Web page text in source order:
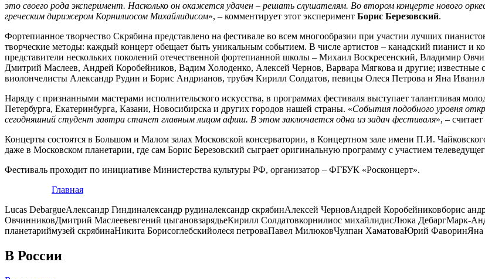
это своего рода эксперимент. Насколько он окажется удачен – решать слушателям. Во втором концерте нового
греческим дирижером Корнилиосом Михайлидисом», – комментирует этот эксперимент Борис Березовский.
Фортепианное творчество Скрябина представлено на фестивале во всем многообразии при участии лучших
творческие методы: каждый концерт обещает быть уникальным событием. В числе артистов – канадский пианист
представители нескольких поколений отечественной фортепианной школы – Михаил Воскресенский, Владимир
Дмитрий Маслеев, Андрей Коробейников, Вадим Холоденко, Алексей Чернов, Варвара Мягкова и другие;
виолончелисты Александр Рудин и Борис Андрианов, трубач Кирилл Солдатов, певицы Олеся Петрова и Яна
Наряду с признанными мастерами исполнительского искусства, в программах фестиваля выступает талантливая
Петербурга, Екатеринбурга, Казани, Новосибирска и других городов нашей страны. «События подобного уровня
сегодняшний студент завтра станет главным лицом афиш. В этом заключается одна из задач фестиваля», – считает
Концерты состоятся в Большом и Малом залах Московской консерватории, в Концертном зале имени П.И.
даже в Московском планетарии, где сам Борис Березовский сыграет оригинальную программу с участием
Фестиваль проходит по инициативе Министерства культуры РФ, организатор – ФГБУК «Росконцерт».
Главная
Lucas DebargueАлександр Гиндиналександр рудиналександр скрябинАлексей ЧерновАндрей Коробейниковборис
ОвчинниковДмитрий Маслеевевгений цыгановзарядьеКирилл Солдатовкорнилиос михайлидисЛюка ДебаргМарк-
планетариймузей скрябинаНикита Борисоглебскийолеся петроваПавел МилюковЧулпан ХаматоваЮрий ФаворинЯна
В России